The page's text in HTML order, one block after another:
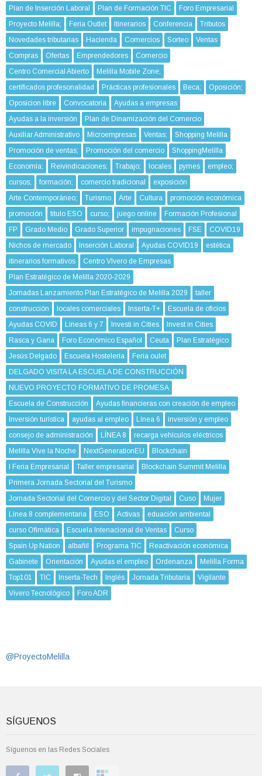
Plan de Inserción Laboral
Plan de Formación TIC
Foro Empresarial
Proyecto Melilla;
Feria Outlet Itinerarios Conferencia
Tributos
Novedades tributarias
Hacienda Comercios Sorteo
Ventas
Compras
Ofertas Emprendedores
Comercio
Centro Comercial Abierto
Melilla Mobile Zone;
certificados profesonalidad
Prácticas profesionales Beca;
Oposición;
Oposicion libre
Convocatoria
Ayudas a empresas
Ayudas a la inversión
Plan de Dinamización del Comercio
Auxiliar Administrativo
Microempresas Ventas;
Shopping Melilla
Promoción de ventas;
Promoción del comercio
ShoppingMelilla
Economía;
Reivindicaciones; Trabajo; locales pymes
empleo;
cursos;
formación; comercio tradicional
exposición
Arte Contemporáneo;
Turismo Arte Cultura
promoción económica
promoción
título ESO curso; juego online
Formación Profesional
FP
Grado Medio Grado Superior impugnaciones FSE
COVID19
Nichos de mercado
Inserción Laboral Ayudas COVID19
estética
itinerarios formativos
Centro VIvero de Empresas
Plan Estratégico de Melilla 2020-2029
Jornadas Lanzamiento Plan Estratégico de Melilla 2029
taller
construcción
locales comerciales Inserta-T+
Escuela de oficios
Ayudas COVID
Líneas 6 y 7 Investi in Cities
Invest in Cities
Rasca y Gana
Foro Económico Español Ceuta
Plan Estratégico
Jesús Delgado
Escuela Hostelería
Feria oulet
DELGADO VISITA LA ESCUELA DE CONSTRUCCIÓN
NUEVO PROYECTO FORMATIVO DE PROMESA
Escuela de Construcción
Ayudas financieras con creación de empleo
Inversión turística
ayudas al empleo Línea 6
inversión y empleo
consejo de administración
LÍNEA 8
recarga vehículos eléctricos
Melilla Vive la Noche
NextGenerationEU
Blockchain
I Feria Empresarial
Taller empresarial
Blockchain Summit Melilla
Primera Jornada Sectorial del Turismo
Jornada Sectorial del Comercio y del Sector Digital
Cuso
Mujer
Línea 8 complementaria
ESO Activas
eduación ambiental
curso Ofimática
Escuela Intenacional de Ventas
Curso
Spain Up Nation
albañil Programa TIC
Reactivación económica
Gabinete
Orientación Ayudas el empleo Ordenanza
Melilla Forma
Top101
TIC Inserta-Tech Inglés Jornada Tributaria
Vigilante
Vivero Tecnológico
Foro ADR
@ProyectoMelilla
SÍGUENOS
Síguenos en las Redes Sociales